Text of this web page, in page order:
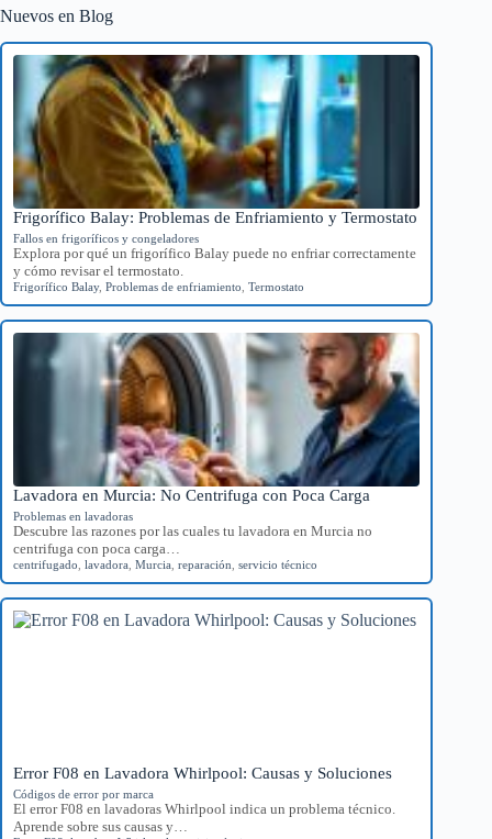
Nuevos en Blog
Frigorífico Balay: Problemas de Enfriamiento y Termostato
Fallos en frigoríficos y congeladores
Explora por qué un frigorífico Balay puede no enfriar correctamente
y cómo revisar el termostato.
Frigorífico Balay, Problemas de enfriamiento Termostato
Lavadora en Murcia: No Centrifuga con Poca Carga
Problemas en lavadoras
Descubre las razones por las cuales tu lavadora en Murcia no
centrifuga con poca carga…
centrifugado lavadora Murcia reparación servicio técnico
Error F08 en Lavadora Whirlpool: Causas y Soluciones
Códigos de error por marca
El error F08 en lavadoras Whirlpool indica un problema técnico.
Aprende sobre sus causas y…